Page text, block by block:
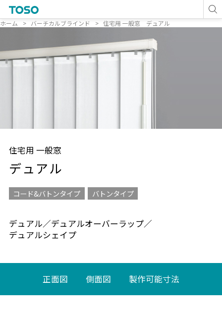
ホーム バーチカルブラインド 住宅用 一般窓 デュアル
住宅用 一般窓
デュアル
デュアル／デュアルオーバーラップ／
デュアルシェイプ
コード&バトンタイプ バトンタイプ
正面図 側面図 製作可能寸法